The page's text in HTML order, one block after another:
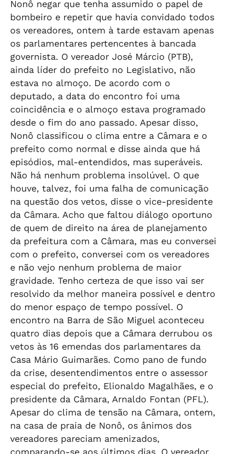
Nonô negar que tenha assumido o papel de
bombeiro e repetir que havia convidado todos
os vereadores, ontem à tarde estavam apenas
os parlamentares pertencentes à bancada
governista. O vereador José Márcio (PTB),
ainda líder do prefeito no Legislativo, não
estava no almoço. De acordo com o
deputado, a data do encontro foi uma
coincidência e o almoço estava programado
desde o fim do ano passado. Apesar disso,
Nonô classificou o clima entre a Câmara e o
prefeito como normal e disse ainda que há
episódios, mal-entendidos, mas superáveis.
Não há nenhum problema insolúvel. O que
houve, talvez, foi uma falha de comunicação
na questão dos vetos, disse o vice-presidente
da Câmara. Acho que faltou diálogo oportuno
de quem de direito na área de planejamento
da prefeitura com a Câmara, mas eu conversei
com o prefeito, conversei com os vereadores
e não vejo nenhum problema de maior
gravidade. Tenho certeza de que isso vai ser
resolvido da melhor maneira possível e dentro
do menor espaço de tempo possível. O
encontro na Barra de São Miguel aconteceu
quatro dias depois que a Câmara derrubou os
vetos às 16 emendas dos parlamentares da
Casa Mário Guimarães. Como pano de fundo
da crise, desentendimentos entre o assessor
especial do prefeito, Elionaldo Magalhães, e o
presidente da Câmara, Arnaldo Fontan (PFL).
Apesar do clima de tensão na Câmara, ontem,
na casa de praia de Nonô, os ânimos dos
vereadores pareciam amenizados,
comparando-se aos últimos dias. O vereador